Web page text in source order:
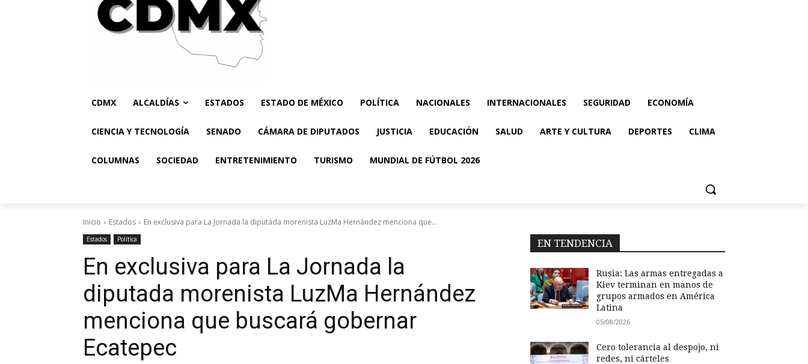
CDMX ALCALDÍAS ESTADOS ESTADO DE MÉXICO POLÍTICA NACIONALES INTERNACIONALES SEGURIDAD ECONOMÍA
CIENCIA Y TECNOLOGÍA SENADO CÁMARA DE DIPUTADOS JUSTICIA EDUCACIÓN SALUD ARTE Y CULTURA DEPORTES CLIMA
COLUMNAS SOCIEDAD ENTRETENIMIENTO TURISMO MUNDIAL DE FÚTBOL 2026
Inicio Estados En exclusiva para La Jornada la diputada morenista LuzMa Hernández menciona que...
Estados Política
En exclusiva para La Jornada la
diputada morenista LuzMa Hernández
menciona que buscará gobernar
Ecatepec
EN TENDENCIA
Rusia: Las armas entregadas a
Kiev terminan en manos de
grupos armados en América
Latina
05/08/2026
Cero tolerancia al despojo, ni
redes, ni cárteles